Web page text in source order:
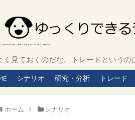
く見ておくのだな。トレードという
シナリオ 研究・分析 トレード
ホーム シナリオ